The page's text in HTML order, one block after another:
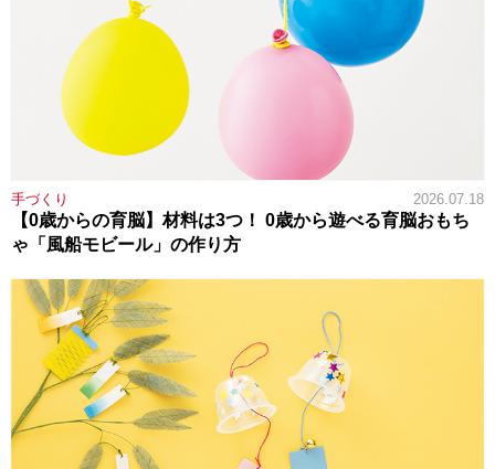
手づくり 2026.07.18
【0歳からの育脳】材料は3つ！ 0歳から遊べる育脳おもち
ゃ「風船モビール」の作り方